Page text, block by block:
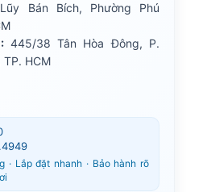
Bán Bích, Phường Phú
445/38 Tân Hòa Đông, P.
TP. HCM
· Lắp đặt nhanh · Bảo hành rõ